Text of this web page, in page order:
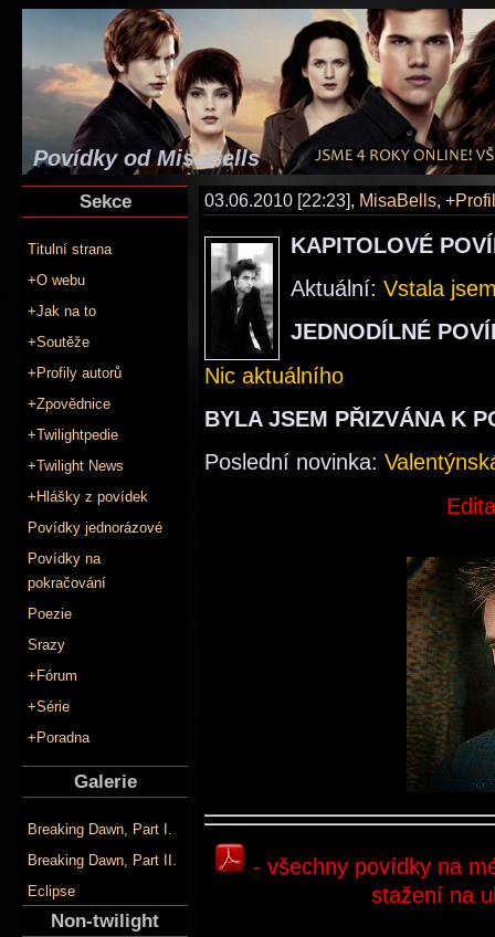
Povídky od MisaBells
Sekce
Titulní strana
+O webu
+Jak na to
+Soutěže
+Profily autorů
+Zpovědnice
+Twilightpedie
+Twilight News
+Hlášky z povídek
Povídky jednorázové
Povídky na
pokračování
Poezie
Srazy
+Fórum
+Série
+Poradna
Galerie
Breaking Dawn, Part I.
Breaking Dawn, Part II.
Eclipse
Non-twilight
03.06.2010 [22:23], MisaBells,
KAPITOLOVÉ
Aktuální: Vstala
JEDNODÍLNÉ
Nic aktuálního
BYLA JSEM PŘIZVÁNA K
Poslední novinka:
- všechny povídky na
stažení na